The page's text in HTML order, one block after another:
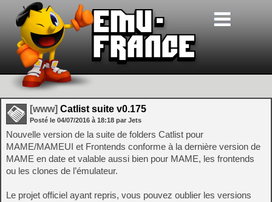
[www] Catlist suite v0.175
Posté le 04/07/2016 à 18:18 par Jets
Nouvelle version de la suite de folders Catlist pour
MAME/MAMEUI et Frontends conforme à la dernière version de
MAME en date et valable aussi bien pour MAME, les frontends
ou les clones de l’émulateur.
Le projet officiel ayant repris, vous pouvez oublier les versions